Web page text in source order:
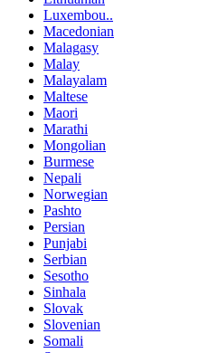
Luxembou..
Macedonian
Malagasy
Malay
Malayalam
Maltese
Maori
Marathi
Mongolian
Burmese
Nepali
Norwegian
Pashto
Persian
Punjabi
Serbian
Sesotho
Sinhala
Slovak
Slovenian
Somali